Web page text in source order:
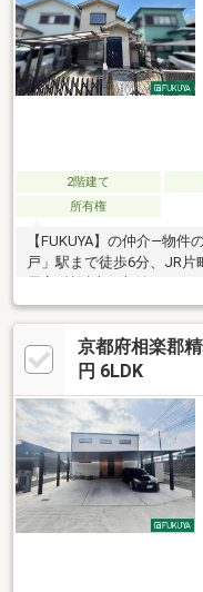
2階建て
所有権
【FUKUYA】の仲介―物
戸」駅まで徒歩6分、JR片
だけます。■カーポート付
から離れた閑静な住宅地
通学も安心です♪◎現況空
非お気軽にお問い合わせ
局まで約330m
京都府相楽郡
円 6LDK